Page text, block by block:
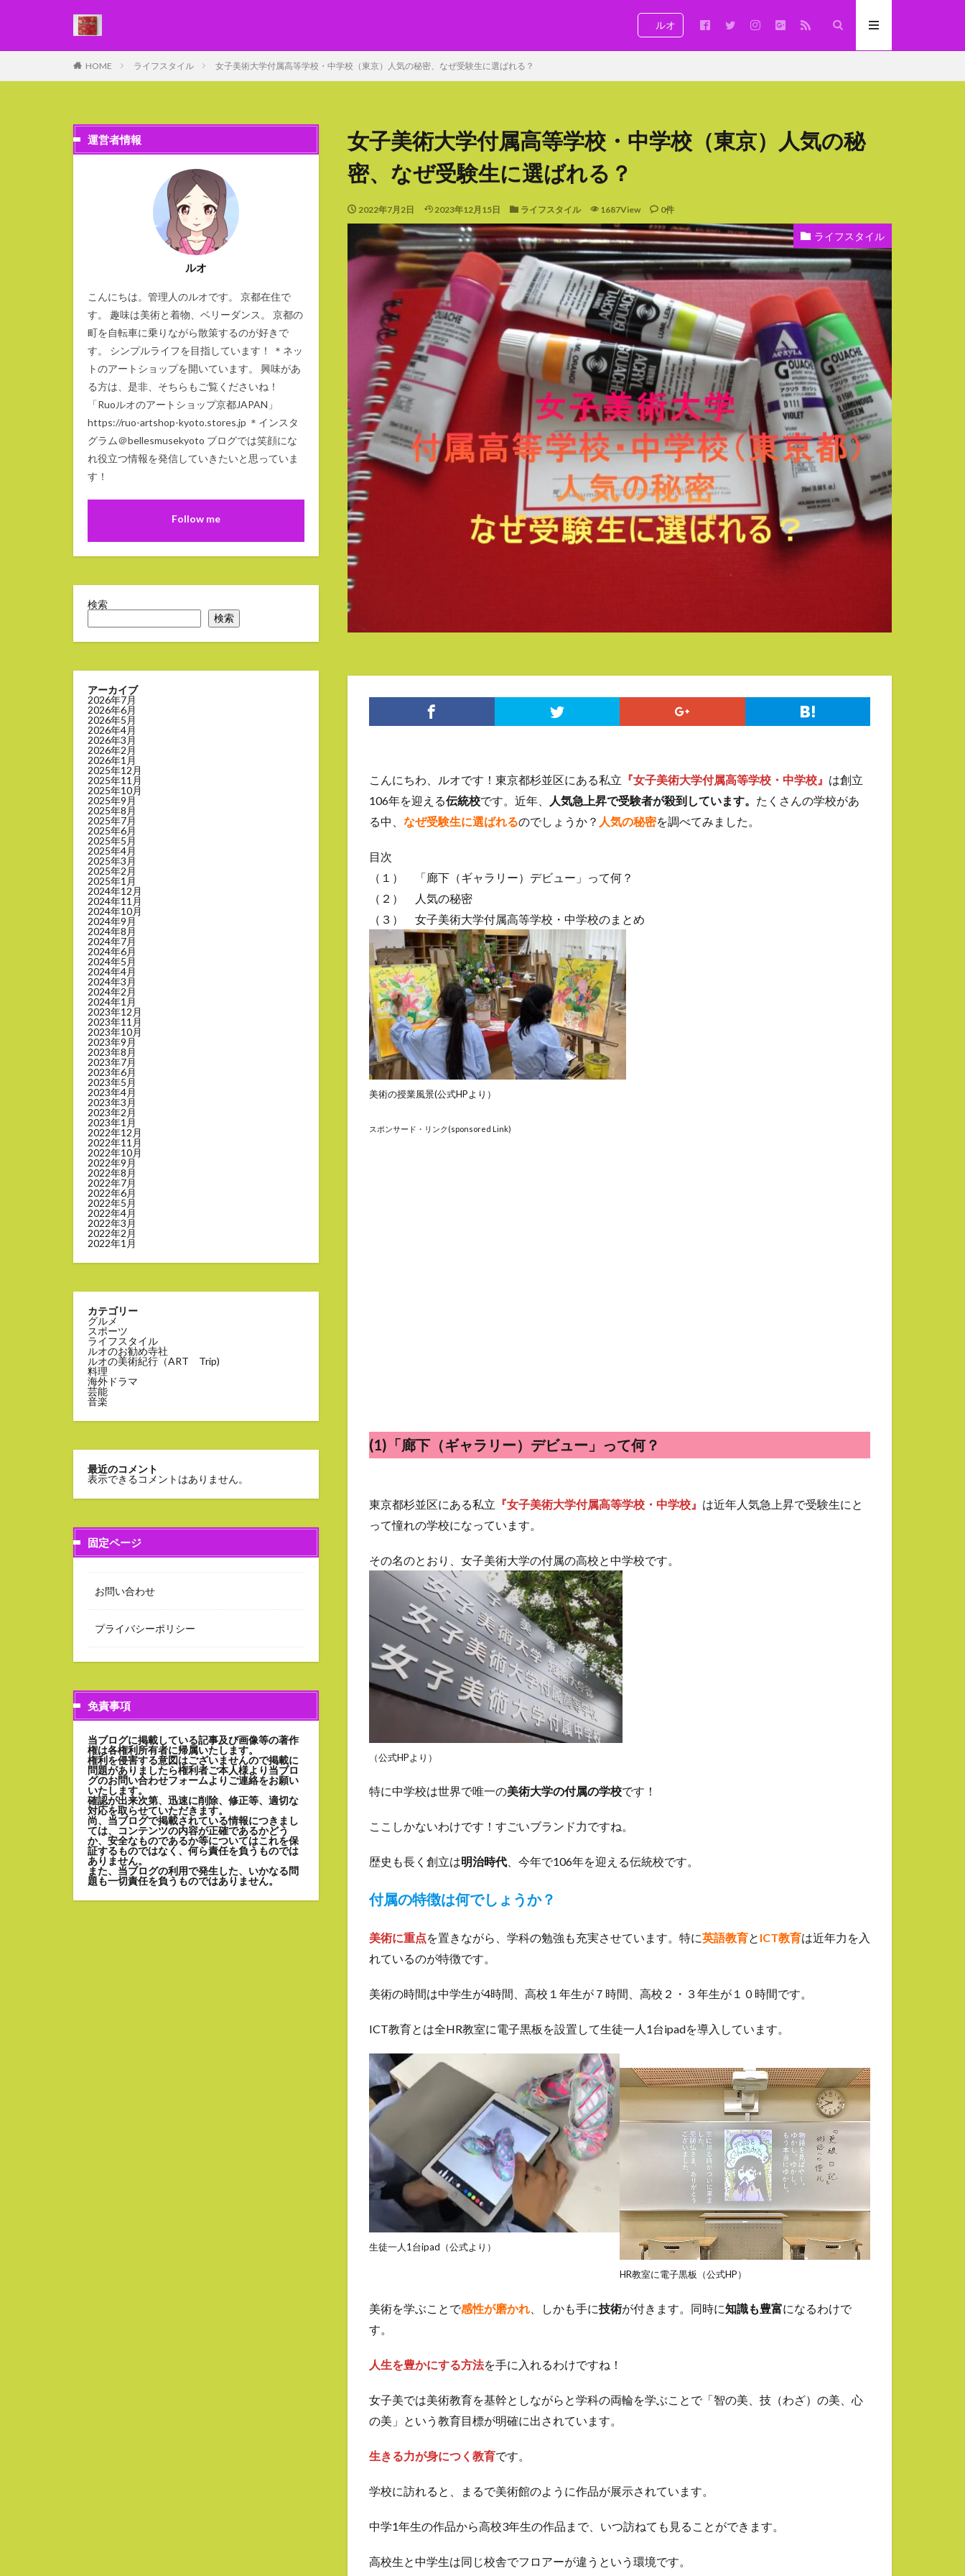
ルオ
HOME ライフスタイル 女子美術大学付属高等学校・中学校（東京）人気の秘密、なぜ受験生に選ばれる？
女子美術大学付属高等学校・中学校（東京）人気の秘
密、なぜ受験生に選ばれる？
2022年7月2日 2023年12月15日 ライフスタイル 1687View 0件
ライフスタイル
こんにちわ、ルオです！東京都杉並区にある私立 『女子美術大学付属高等学校・中学校』 は創立
106年を迎える伝統校です。近年、 人気急上昇で受験者が殺到しています。 たくさんの学校があ
る中、 なぜ受験生に選ばれるのでしょうか？ 人気の秘密を調べてみました。
目次
（１） 「廊下（ギャラリー）デビュー」って何？
（２） 人気の秘密
（３） 女子美術大学付属高等学校・中学校のまとめ
美術の授業風景(公式HPより）
スポンサード・リンク(sponsored Link)
(1)「廊下（ギャラリー）デビュー」って何？
東京都杉並区にある私立 『女子美術大学付属高等学校・中学校』 は近年人気急上昇で受験生にと
って憧れの学校になっています。
その名のとおり、女子美術大学の付属の高校と中学校です。
（公式HPより）
特に中学校は世界で唯一の美術大学の付属の学校です！
ここしかないわけです！すごいブランド力ですね。
歴史も長く創立は明治時代 、今年で106年を迎える伝統校です。
付属の特徴は何でしょうか？
美術に重点を置きながら、学科の勉強も充実させています。特に英語教育と ICT教育は近年力を入
れているのが特徴です。
美術の時間は中学生が4時間、高校１年生が７時間、高校２・３年生が１０時間です。
ICT教育とは全HR教室に電子黒板を設置して生徒一人1台ipadを導入しています。
生徒一人1台ipad（公式より）
HR教室に電子黒板（公式HP）
美術を学ぶことで感性が磨かれ 、しかも手に技術が付きます。同時に知識も豊富になるわけで
す。
人生を豊かにする方法を手に入れるわけですね！
女子美では美術教育を基幹としながらと学科の両輪を学ぶことで「智の美、技（わざ）の美、心
の美」という教育目標が明確に出されています。
生きる力が身につく教育です。
学校に訪れると、まるで美術館のように作品が展示されています。
中学1年生の作品から高校3年生の作品まで、いつ訪ねても見ることができます。
高校生と中学生は同じ校舎でフロアーが違うという環境です。
運営者情報
ルオ
こんにちは。管理人のルオです。 京都在住で
す。 趣味は美術と着物、ベリーダンス。 京都の
町を自転車に乗りながら散策するのが好きで
す。 シンプルライフを目指しています！ ＊ネッ
トのアートショップを開いています。 興味があ
る方は、是非、そちらもご覧くださいね！
「Ruoルオのアートショップ京都JAPAN」
https://ruo-artshop-kyoto.stores.jp ＊インスタ
グラム＠bellesmusekyoto ブログでは笑顔にな
れ役立つ情報を発信していきたいと思っていま
す！
Follow me
検索
検索
アーカイブ
2026年7月
2026年6月
2026年5月
2026年4月
2026年3月
2026年2月
2026年1月
2025年12月
2025年11月
2025年10月
2025年9月
2025年8月
2025年7月
2025年6月
2025年5月
2025年4月
2025年3月
2025年2月
2025年1月
2024年12月
2024年11月
2024年10月
2024年9月
2024年8月
2024年7月
2024年6月
2024年5月
2024年4月
2024年3月
2024年2月
2024年1月
2023年12月
2023年11月
2023年10月
2023年9月
2023年8月
2023年7月
2023年6月
2023年5月
2023年4月
2023年3月
2023年2月
2023年1月
2022年12月
2022年11月
2022年10月
2022年9月
2022年8月
2022年7月
2022年6月
2022年5月
2022年4月
2022年3月
2022年2月
2022年1月
カテゴリー
グルメ
スポーツ
ライフスタイル
ルオのお勧め寺社
ルオの美術紀行（ART Trip)
料理
海外ドラマ
芸能
音楽
最近のコメント
表示できるコメントはありません。
固定ページ
お問い合わせ
プライバシーポリシー
免責事項
当ブログに掲載している記事及び画像等の著作
権は各権利所有者に帰属いたします。
権利を侵害する意図はございませんので掲載に
問題がありましたら権利者ご本人様より当ブロ
グのお問い合わせフォームよりご連絡をお願い
いたします。
確認が出来次第、迅速に削除、修正等、適切な
対応を取らせていただきます。
尚、当ブログで掲載されている情報につきまし
ては、コンテンツの内容が正確であるかどう
か、安全なものであるか等についてはこれを保
証するものではなく、何ら責任を負うものでは
ありません。
また、当ブログの利用で発生した、いかなる問
題も一切責任を負うものではありません。
WEB デザイン SEO
検索